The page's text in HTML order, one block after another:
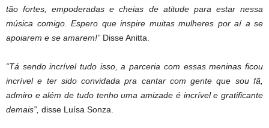
tão fortes, empoderadas e cheias de atitude para estar nessa
música comigo. Espero que inspire muitas mulheres por aí a se
apoiarem e se amarem!” Disse Anitta.
“Tá sendo incrível tudo isso, a parceria com essas meninas ficou
incrível e ter sido convidada pra cantar com gente que sou fã,
admiro e além de tudo tenho uma amizade é incrível e gratificante
demais”, disse Luísa Sonza.